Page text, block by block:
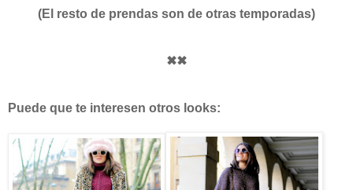
(El resto de prendas son de otras temporadas)
✖✖
Puede que te interesen otros looks: